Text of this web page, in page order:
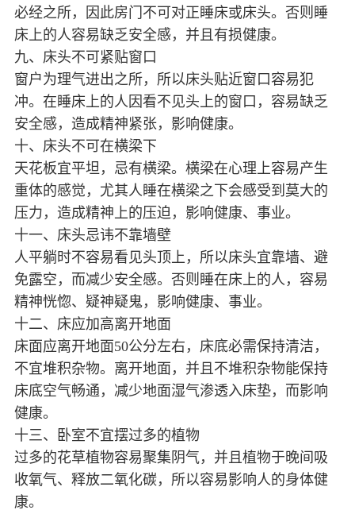
必经之所，因此房门不可对正睡床或床头。否则睡
床上的人容易缺乏安全感，并且有损健康。
九、床头不可紧贴窗口
窗户为理气进出之所，所以床头贴近窗口容易犯
冲。在睡床上的人因看不见头上的窗口，容易缺乏
安全感，造成精神紧张，影响健康。
十、床头不可在横梁下
天花板宜平坦，忌有横梁。横梁在心理上容易产生
重体的感觉，尤其人睡在横梁之下会感受到莫大的
压力，造成精神上的压迫，影响健康、事业。
十一、床头忌讳不靠墙壁
人平躺时不容易看见头顶上，所以床头宜靠墙、避
免露空，而减少安全感。否则睡在床上的人，容易
精神恍惚、疑神疑鬼，影响健康、事业。
十二、床应加高离开地面
床面应离开地面50公分左右，床底必需保持清洁，
不宜堆积杂物。离开地面，并且不堆积杂物能保持
床底空气畅通，减少地面湿气渗透入床垫，而影响
健康。
十三、卧室不宜摆过多的植物
过多的花草植物容易聚集阴气，并且植物于晚间吸
收氧气、释放二氧化碳，所以容易影响人的身体健
康。